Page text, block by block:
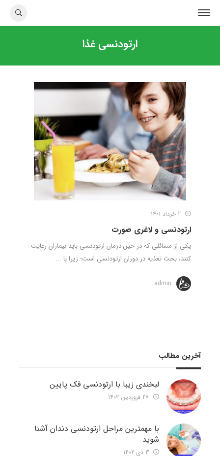
ارتودنسی غذا
ارتودنسی و لاغری صورت
یکی از مسائلی که در حین درمان ارتودنسی باید بیماران رعایت
کنند، بحث تغذیه در دوران ارتودنسی است؛ زیرا با ...
admin
آخرین مطالب
لبخندی زیبا با ارتودنسی فک پایین
با مهمترین مراحل ارتودنسی دندان آشنا
شوید